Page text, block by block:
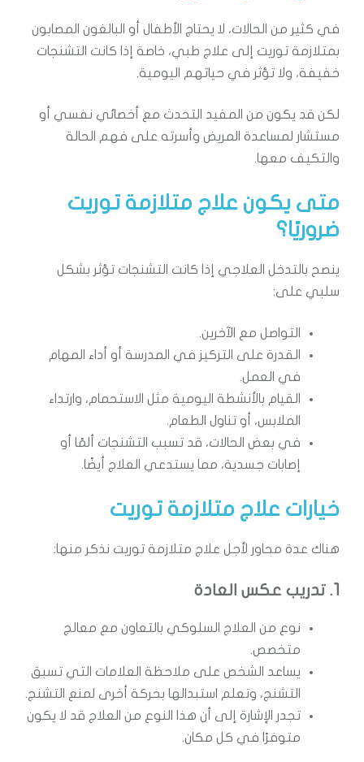
في كثير من الحالات، لا يحتاج الأطفال أو البالغون المصابون
بمتلازمة توريت إلى علاج طبي، خاصة إذا كانت التشنجات
خفيفة، ولا تؤثر في حياتهم اليومية.
لكن قد يكون من المفيد التحدث مع أخصائي نفسي أو
مستشار لمساعدة المريض وأسرته على فهم الحالة
والتكيف معها.
متى يكون علاج متلازمة توريت
ضروريًا؟
ينصح بالتدخل العلاجي إذا كانت التشنجات تؤثر بشكل
سلبي على:
التواصل مع الآخرين.
القدرة على التركيز في المدرسة أو أداء المهام
في العمل.
القيام بالأنشطة اليومية مثل الاستحمام، وارتداء
الملابس، أو تناول الطعام.
في بعض الحالات، قد تسبب التشنجات ألمًا أو
إصابات جسدية، مما يستدعي العلاج أيضًا.
خيارات علاج متلازمة توريت
هناك عدة محاور لأجل علاج متلازمة توريت نذكر منها:
1. تدريب عكس العادة
نوع من العلاج السلوكي بالتعاون مع معالج
متخصص.
يساعد الشخص على ملاحظة العلامات التي تسبق
التشنج، وتعلم استبدالها بحركة أخرى لمنع التشنج.
تجدر الإشارة إلى أن هذا النوع من العلاج قد لا يكون
متوفرًا في كل مكان.